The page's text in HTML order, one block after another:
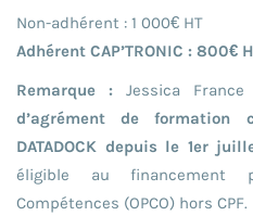
Non-adhérent : 1 000€ HT
Adhérent CAP’TRONIC : 800€
Remarque : Jessica
d’agrément de formation
DATADOCK depuis le 1er
éligible au financement
Compétences (OPCO) hors CPF.